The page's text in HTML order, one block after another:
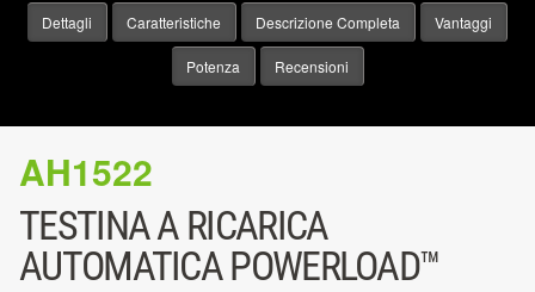
Dettagli Caratteristiche Descrizione Completa Vantaggi
Potenza Recensioni
AH1522
TESTINA A RICARICA
AUTOMATICA POWERLOAD™